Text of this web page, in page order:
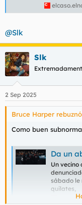
@Slk
Slk
2 Sep 2025
Bruce Harper
Como buen
Da un abrazo a
Un vecino
sábado le
quilates,